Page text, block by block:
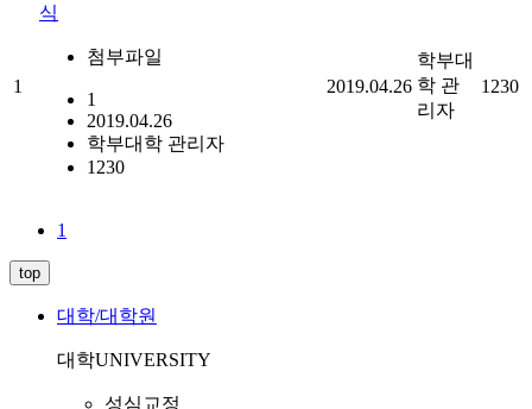
1
식
첨부파일
1
2019.04.26
학부대학 관리자
1230
2019.04.26
학부대
학 관
리자
1230
1
top
대학/대학원
대학UNIVERSITY
성심교정